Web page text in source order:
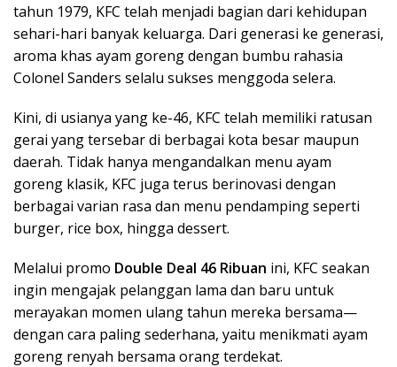
tahun 1979, KFC telah menjadi bagian dari kehidupan
sehari-hari banyak keluarga. Dari generasi ke generasi,
aroma khas ayam goreng dengan bumbu rahasia
Colonel Sanders selalu sukses menggoda selera.
Kini, di usianya yang ke-46, KFC telah memiliki ratusan
gerai yang tersebar di berbagai kota besar maupun
daerah. Tidak hanya mengandalkan menu ayam
goreng klasik, KFC juga terus berinovasi dengan
berbagai varian rasa dan menu pendamping seperti
burger, rice box, hingga dessert.
Melalui promo Double Deal 46 Ribuan ini, KFC seakan
ingin mengajak pelanggan lama dan baru untuk
merayakan momen ulang tahun mereka bersama—
dengan cara paling sederhana, yaitu menikmati ayam
goreng renyah bersama orang terdekat.